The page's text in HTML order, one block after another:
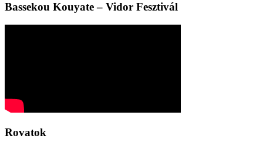
Bassekou Kouyate – Vidor Fesztivál
Rovatok